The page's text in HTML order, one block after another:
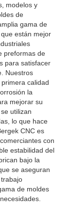
modelos y
de
gama de
están mejor
preformas de
para satisfacer
Nuestros
calidad
la
mejorar su
utilizan
lo que hace
CNC es
con
estabilidad del
bajo la
se aseguran
de moldes